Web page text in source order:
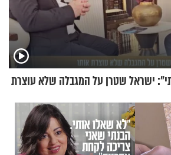
ישראל שטרן על המגבלה שלא עוצרת